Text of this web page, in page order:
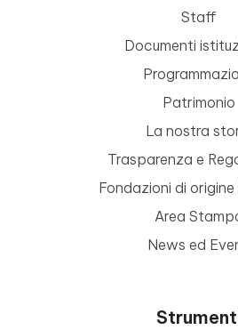
Staff
Documenti
Patrimonio
La nostra
Trasparenza e
Fondazioni di
Area
News ed